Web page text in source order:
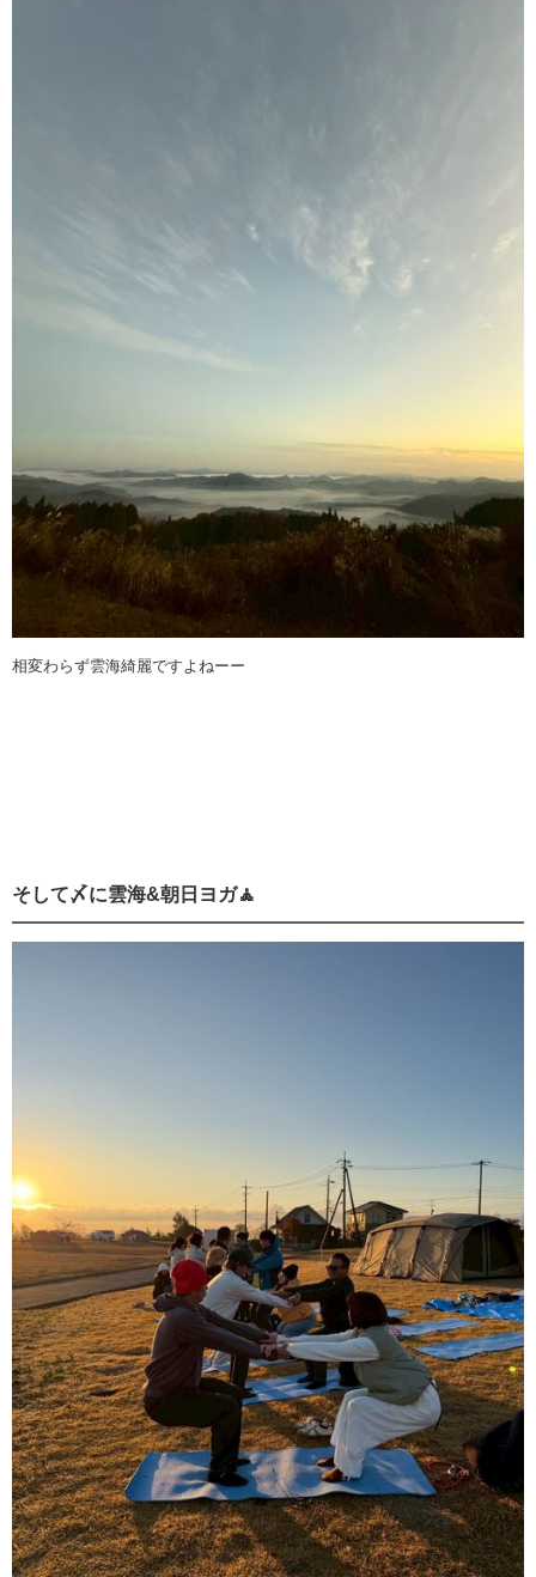
相変わらず雲海綺麗ですよねーー
そして〆に雲海&朝日ヨガ🧘